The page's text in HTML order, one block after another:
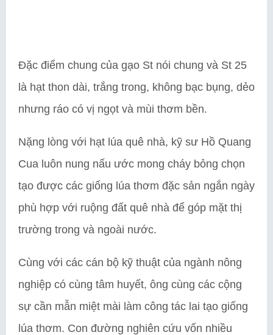
Đặc điểm chung của gạo St nói chung và St 25
là hạt thon dài, trắng trong, không bạc bụng, dẻo
nhưng ráo có vị ngọt và mùi thơm bền.
Nặng lòng với hạt lúa quê nhà, kỹ sư Hồ Quang
Cua luôn nung nấu ước mong cháy bỏng chọn
tạo được các giống lúa thơm đặc sản ngắn ngày
phù hợp với ruộng đất quê nhà để góp mặt thị
trường trong và ngoài nước.
Cùng với các cán bộ kỹ thuật của ngành nông
nghiệp có cùng tâm huyết, ông cùng các cộng
sự cần mẫn miệt mài làm công tác lai tạo giống
lúa thơm. Con đường nghiên cứu vốn nhiều